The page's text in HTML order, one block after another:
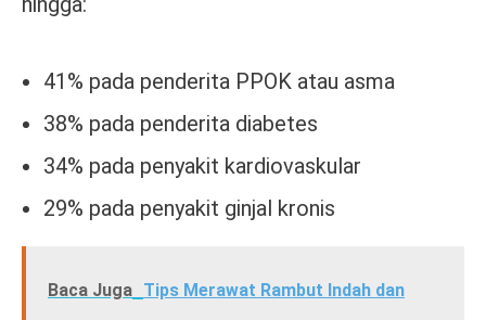
41% pada penderita PPOK atau asma
38% pada penderita diabetes
34% pada penyakit kardiovaskular
29% pada penyakit ginjal kronis
Baca Juga Tips Merawat Rambut Indah dan